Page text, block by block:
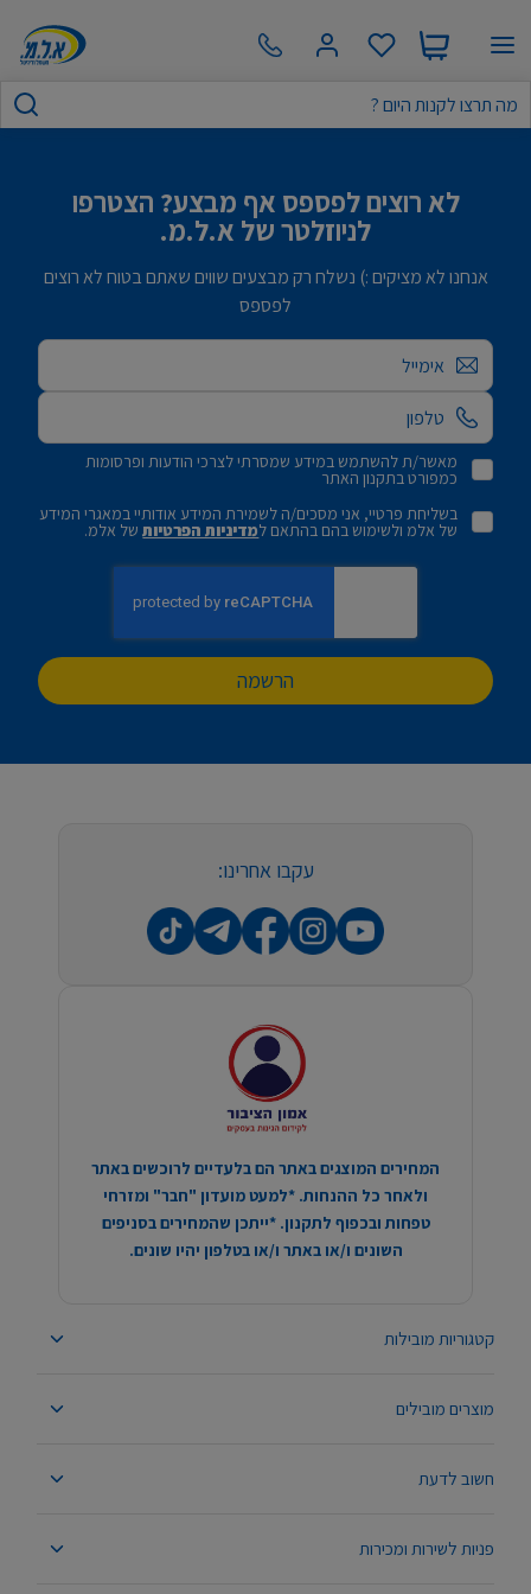
לא רוצים לפספס אף מבצע? הצטרפו
לניוזלטר של א.ל.מ.
אנחנו לא מציקים :) נשלח רק מבצעים שווים שאתם בטוח לא רוצים
לפספס
אימייל
מאשר/ת להשתמש במידע שמסרתי לצרכי הודעות ופרסומות
כמפורט בתקנון האתר
בשליחת פרטיי, אני מסכים/ה לשמירת המידע אודותיי במאגרי המידע
של אלמ ולשימוש בהם בהתאם למדיניות הפרטיותשל אלמ.
הרשמה
קטגוריות מובילות
מוצרים מובילים
חשוב לדעת
פניות לשירות ומכירות
עקבו אחרינו:
המחירים המוצגים באתר הם בלעדיים לרוכשים באתר
ולאחר כל ההנחות. *למעט מועדון "חבר" ומזרחי
טפחות ובכפוף לתקנון. *ייתכן שהמחירים בסניפים
השונים ו/או באתר ו/או בטלפון יהיו שונים.